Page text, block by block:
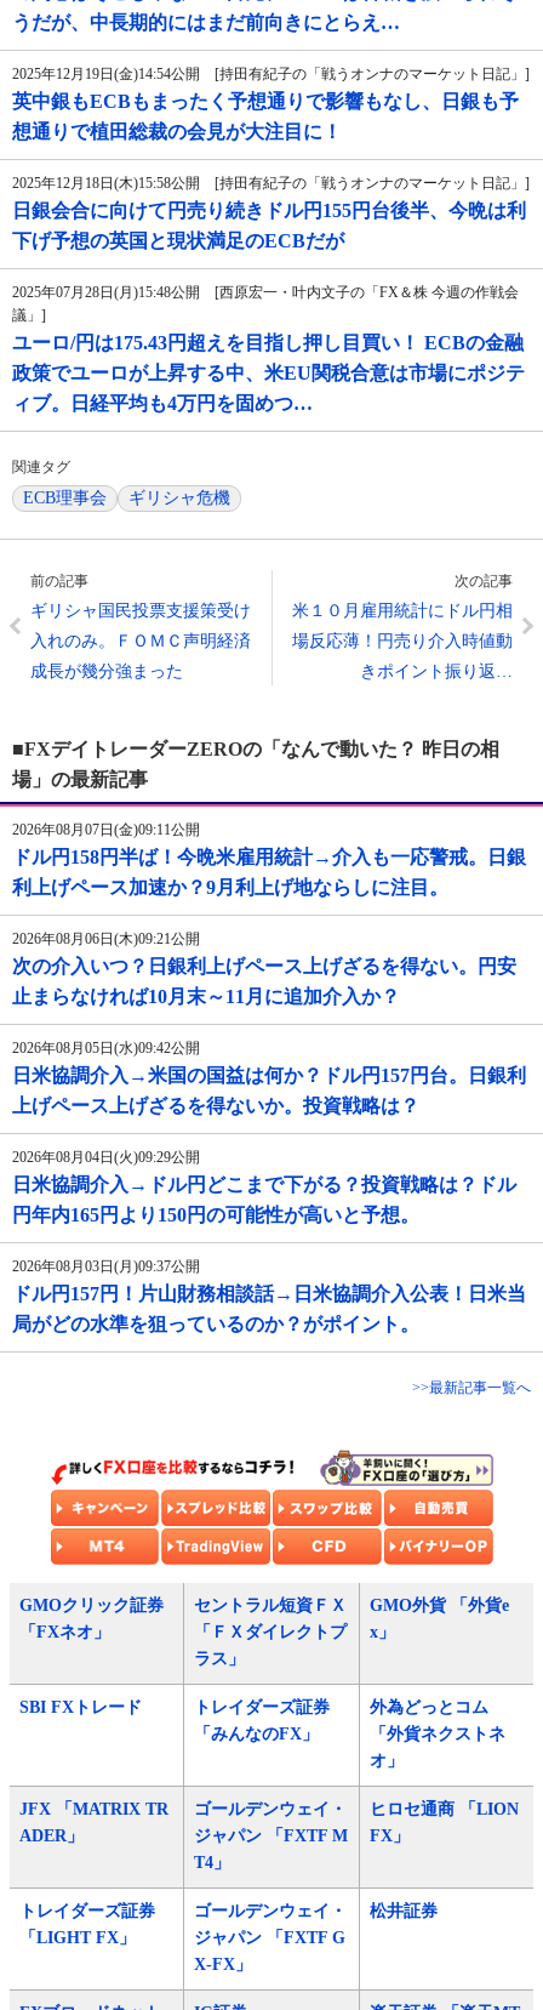
うだが、中長期的にはまだ前向きにとらえ…
2025年12月19日(金)14:54公開 [持田有紀子の「戦うオンナのマーケット日記」]
英中銀もECBもまったく予想通りで影響もなし、日銀も予
想通りで植田総裁の会見が大注目に！
2025年12月18日(木)15:58公開 [持田有紀子の「戦うオンナのマーケット日記」]
日銀会合に向けて円売り続きドル円155円台後半、今晩は利
下げ予想の英国と現状満足のECBだが
2025年07月28日(月)15:48公開 [西原宏一・叶内文子の「FX＆株 今週の作戦会
議」]
ユーロ/円は175.43円超えを目指し押し目買い！ ECBの金融
政策でユーロが上昇する中、米EU関税合意は市場にポジテ
ィブ。日経平均も4万円を固めつ…
関連タグ
ECB理事会 ギリシャ危機
前の記事
ギリシャ国民投票支援策受け
入れのみ。ＦＯＭＣ声明経済
成長が幾分強まった
次の記事
米１０月雇用統計にドル円相
場反応薄！円売り介入時値動
きポイント振り返…
■FXデイトレーダーZEROの「なんで動いた？ 昨日の相
場」の最新記事
2026年08月07日(金)09:11公開
ドル円158円半ば！今晩米雇用統計→介入も一応警戒。日銀
利上げペース加速か？9月利上げ地ならしに注目。
2026年08月06日(木)09:21公開
次の介入いつ？日銀利上げペース上げざるを得ない。円安
止まらなければ10月末～11月に追加介入か？
2026年08月05日(水)09:42公開
日米協調介入→米国の国益は何か？ドル円157円台。日銀利
上げペース上げざるを得ないか。投資戦略は？
2026年08月04日(火)09:29公開
日米協調介入→ドル円どこまで下がる？投資戦略は？ドル
円年内165円より150円の可能性が高いと予想。
2026年08月03日(月)09:37公開
ドル円157円！片山財務相談話→日米協調介入公表！日米当
局がどの水準を狙っているのか？がポイント。
>>最新記事一覧へ
GMOクリック証券
「FXネオ」
セントラル短資ＦＸ
「ＦＸダイレクトプ
ラス」
GMO外貨 「外貨e
x」
SBI FXトレード
トレイダーズ証券
「みんなのFX」
外為どっとコム
「外貨ネクストネ
オ」
JFX 「MATRIX TR
ADER」
ゴールデンウェイ・
ジャパン 「FXTF M
T4」
ヒロセ通商 「LION
FX」
トレイダーズ証券
「LIGHT FX」
ゴールデンウェイ・
ジャパン 「FXTF G
X-FX」
松井証券